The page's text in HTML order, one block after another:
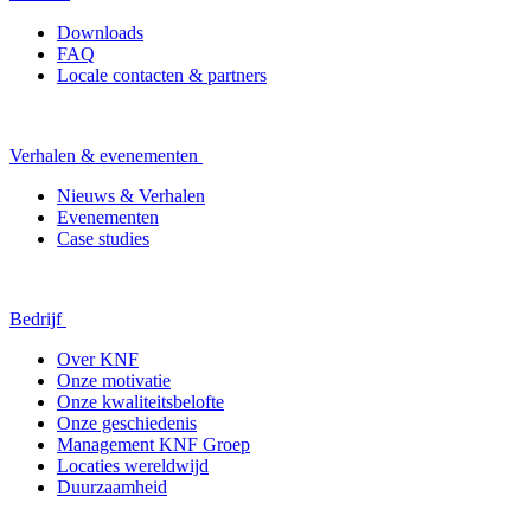
Downloads
FAQ
Locale contacten & partners
Verhalen & evenementen
Nieuws & Verhalen
Evenementen
Case studies
Bedrijf
Over KNF
Onze motivatie
Onze kwaliteitsbelofte
Onze geschiedenis
Management KNF Groep
Locaties wereldwijd
Duurzaamheid